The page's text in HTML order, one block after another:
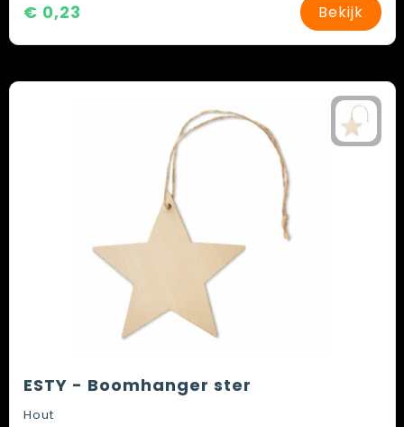
€ 0,23 Bekijk
ESTY - Boomhanger ster
Hout